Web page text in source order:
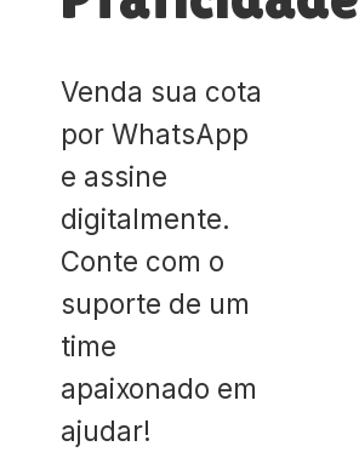
Venda sua cota
por WhatsApp
e assine
digitalmente.
Conte com o
suporte de um
time
apaixonado em
ajudar!